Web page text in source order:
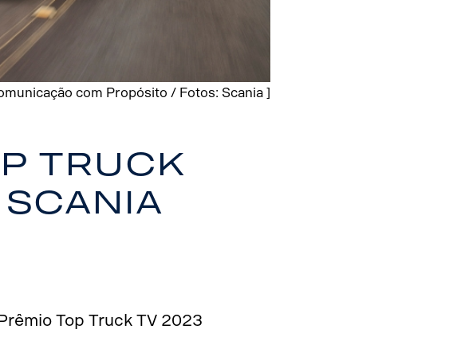
com Propósito / Fotos: Scania ]
Truck
Scania
Top Truck TV 2023